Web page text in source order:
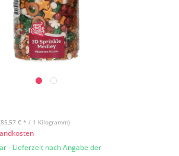
€ * / 1 Kilogramm)
- Lieferzeit nach Angabe der